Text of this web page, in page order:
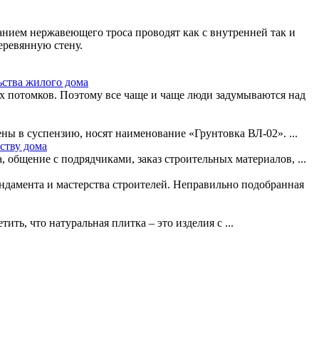
нержавеющего троса проводят как с внутренней так и
стену.
жилого дома
Поэтому все чаще и чаще люди задумываются над
в суспензию, носят наименование «Грунтовка ВЛ-02». ...
дома
общение с подрядчиками, заказ строительных материалов, ...
и мастерства строителей. Неправильно подобранная
что натуральная плитка – это изделия с ...